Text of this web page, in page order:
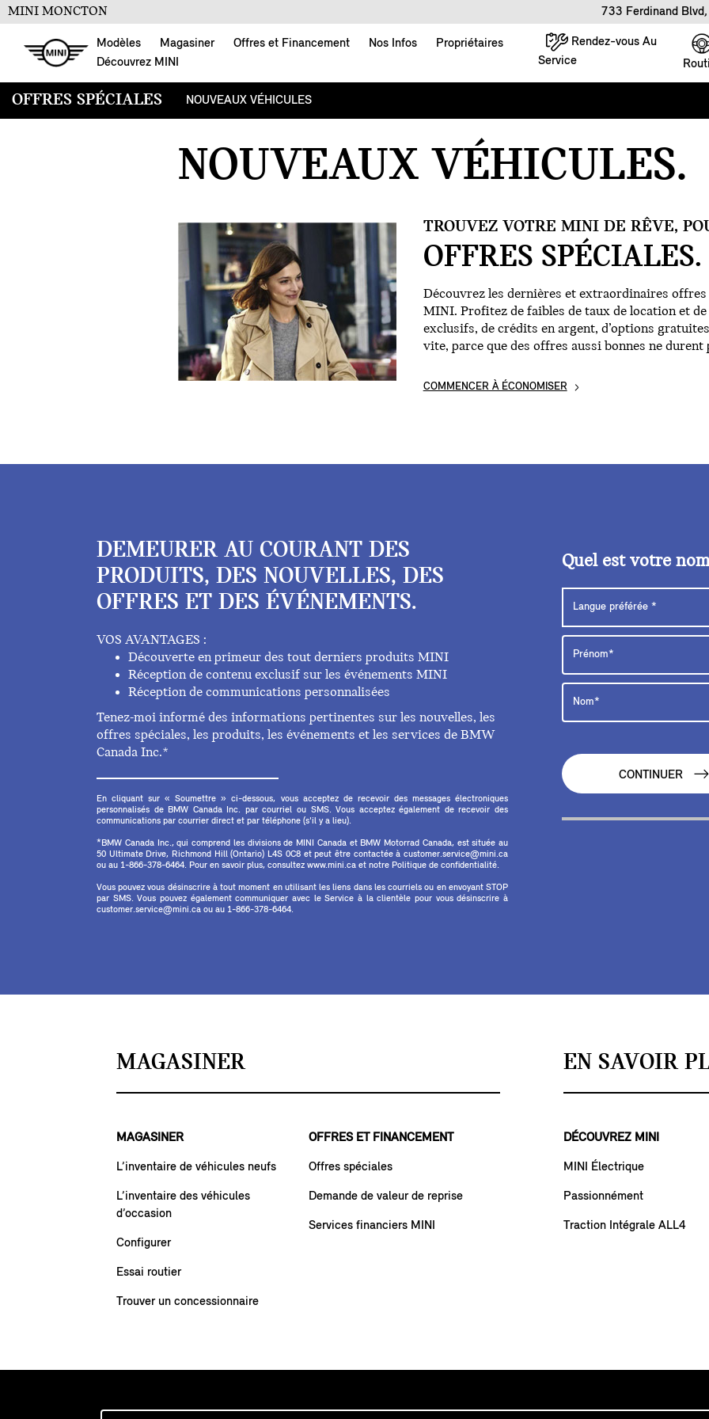
MINI MONCTON 733 Ferdinand
Modèles Magasiner Offres et Financement Nos Infos
Propriétaires
Découvrez MINI
Rendez-vous Au
Service
OFFRES SPÉCIALES NOUVEAUX VÉHICULES
NOUVEAUX VÉHICULES.
TROUVEZ VOTRE MINI DE RÊVE,
OFFRES SPÉCIALES.
Découvrez les dernières et extraordinaires offres
MINI. Profitez de faibles de taux de location et
exclusifs, de crédits en argent, d’options
vite, parce que des offres aussi bonnes ne durent
COMMENCER À ÉCONOMISER
DEMEURER AU COURANT DES
PRODUITS, DES NOUVELLES, DES
OFFRES ET DES ÉVÉNEMENTS.
VOS AVANTAGES :
Découverte en primeur des tout derniers produits MINI
Réception de contenu exclusif sur les événements MINI
Réception de communications personnalisées
Tenez-moi informé des informations pertinentes sur les nouvelles, les
offres spéciales, les produits, les événements et les services de BMW
Canada Inc.*
En cliquant sur « Soumettre » ci-dessous, vous acceptez de recevoir des messages électroniques
personnalisés de BMW Canada Inc. par courriel ou SMS. Vous acceptez également de recevoir des
communications par courrier direct et par téléphone (s'il y a lieu).
*BMW Canada Inc., qui comprend les divisions de MINI Canada et BMW Motorrad Canada, est située au
50 Ultimate Drive, Richmond Hill (Ontario) L4S 0C8 et peut être contactée à customer.service@mini.ca
ou au 1-866-378-6464. Pour en savoir plus, consultez www.mini.ca et notre Politique de confidentialité.
Vous pouvez vous désinscrire à tout moment en utilisant les liens dans les courriels ou en envoyant STOP
par SMS. Vous pouvez également communiquer avec le Service à la clientèle pour vous désinscrire à
customer.service@mini.ca ou au 1-866-378-6464.
Quel est votre
CONTINUER
MAGASINER
MAGASINER
L’inventaire de véhicules neufs
L’inventaire des véhicules
d’occasion
Configurer
Essai routier
Trouver un concessionnaire
OFFRES ET FINANCEMENT
Offres spéciales
Demande de valeur de reprise
Services financiers MINI
EN SAVOIR
DÉCOUVREZ MINI
MINI Électrique
Passionnément
Traction Intégrale ALL4